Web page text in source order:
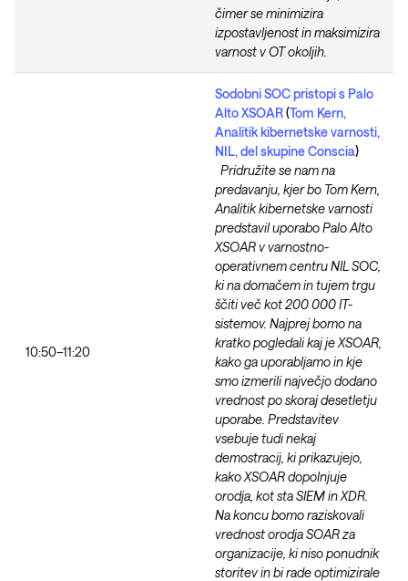
čimer se minimizira
izpostavljenost in maksimizira
varnost v OT okoljih.
10:50–11:20
Sodobni SOC pristopi s Palo
Alto XSOAR(Tom Kern,
Analitik kibernetske varnosti,
NIL, del skupine Conscia)
Pridružite se nam na
predavanju, kjer bo Tom Kern,
Analitik kibernetske varnosti
predstavil uporabo Palo Alto
XSOAR v varnostno-
operativnem centru NIL SOC,
ki na domačem in tujem trgu
ščiti več kot 200 000 IT-
sistemov. Najprej bomo na
kratko pogledali kaj je XSOAR,
kako ga uporabljamo in kje
smo izmerili največjo dodano
vrednost po skoraj desetletju
uporabe. Predstavitev
vsebuje tudi nekaj
demostracij, ki prikazujejo,
kako XSOAR dopolnjuje
orodja, kot sta SIEM in XDR.
Na koncu bomo raziskovali
vrednost orodja SOAR za
organizacije, ki niso ponudnik
storitev in bi rade optimizirale